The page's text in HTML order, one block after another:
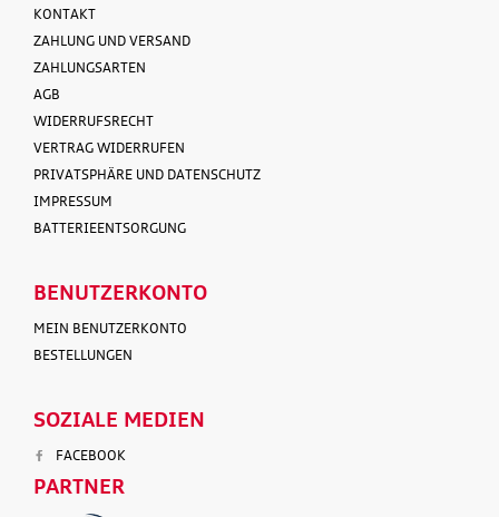
KONTAKT
ZAHLUNG UND VERSAND
ZAHLUNGSARTEN
AGB
WIDERRUFSRECHT
VERTRAG WIDERRUFEN
PRIVATSPHÄRE UND DATENSCHUTZ
IMPRESSUM
BATTERIEENTSORGUNG
BENUTZERKONTO
MEIN BENUTZERKONTO
BESTELLUNGEN
SOZIALE MEDIEN
FACEBOOK
PARTNER